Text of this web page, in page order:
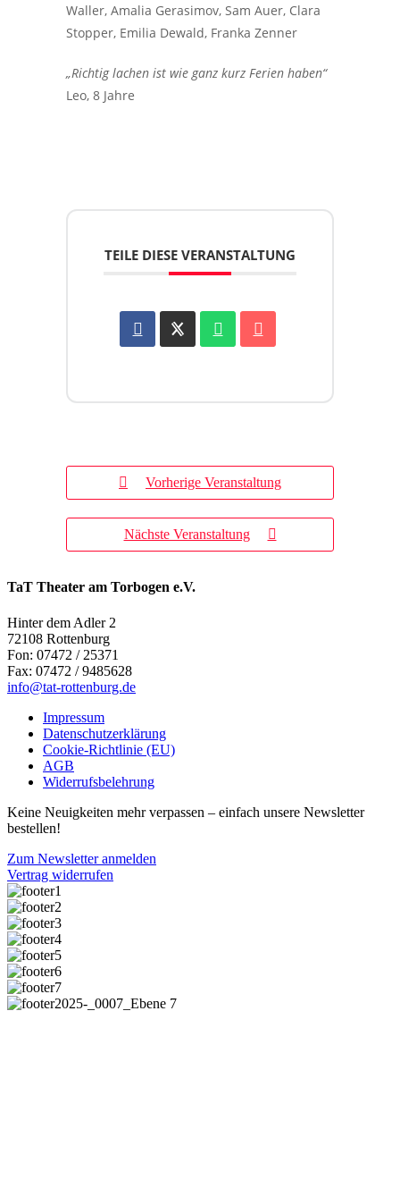
Waller, Amalia Gerasimov, Sam Auer, Clara
Stopper, Emilia Dewald, Franka Zenner
„Richtig lachen ist wie ganz kurz Ferien haben“
Leo, 8 Jahre
TEILE DIESE VERANSTALTUNG
Vorherige Veranstaltung
Nächste Veranstaltung
TaT Theater am Torbogen e.V.
Hinter dem Adler 2
72108 Rottenburg
Fon: 07472 / 25371
Fax: 07472 / 9485628
info@tat-rottenburg.de
Impressum
Datenschutzerklärung
Cookie-Richtlinie (EU)
AGB
Widerrufsbelehrung
Keine Neuigkeiten mehr verpassen – einfach unsere Newsletter
bestellen!
Zum Newsletter anmelden
Vertrag widerrufen